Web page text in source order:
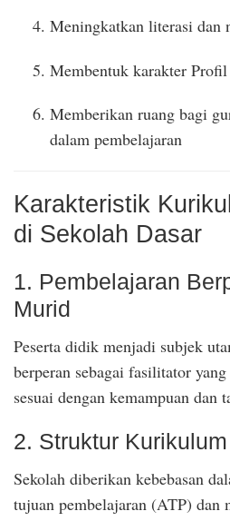
Meningkatkan literasi dan
Membentuk karakter
Memberikan ruang bagi
dalam pembelajaran
Karakteristik
di Sekolah Dasar
1. Pembelajaran
Murid
Peserta didik menjadi subjek
berperan sebagai fasilitator
sesuai dengan kemampuan dan
2. Struktur
Sekolah diberikan kebebasan
tujuan pembelajaran (ATP) dan